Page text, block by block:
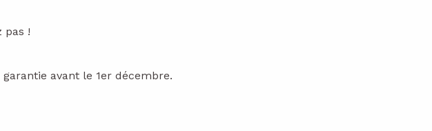
pas !
avant le 1er décembre.